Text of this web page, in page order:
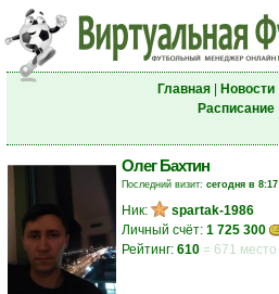
Главная| Новости|
Расписание|
Олег Бахтин
Последний визит: сегодня в 8:17
Ник:
spartak-1986
Личный счёт: 1 725 300
Рейтинг: 610 = 671 место